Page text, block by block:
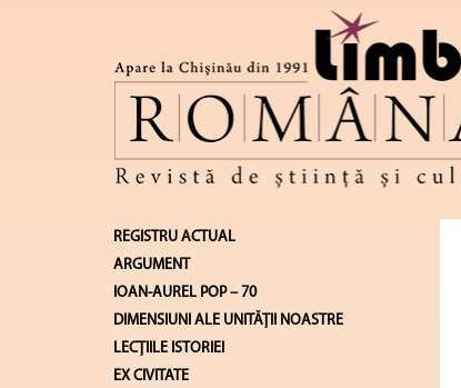
REGISTRU ACTUAL
ARGUMENT
IOAN-AUREL POP – 70
DIMENSIUNI ALE UNITĂŢII NOASTRE
LECŢIILE ISTORIEI
EX CIVITATE